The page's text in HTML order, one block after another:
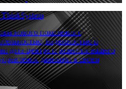
нового поколения с
надежностью и
дата-центра и развития вашего
данными в своем